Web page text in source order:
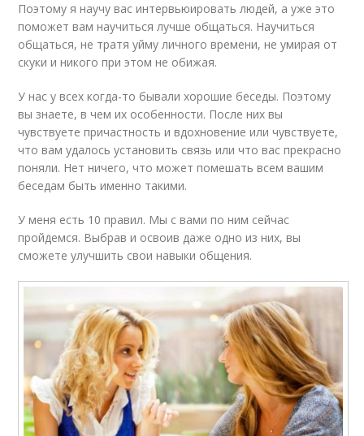
Поэтому я научу вас интервьюировать людей, а уже это
поможет вам научиться лучше общаться. Научиться
общаться, не тратя уйму личного времени, не умирая от
скуки и никого при этом не обижая.
У нас у всех когда-то бывали хорошие беседы. Поэтому
вы знаете, в чем их особенности. После них вы
чувствуете причастность и вдохновение или чувствуете,
что вам удалось установить связь или что вас прекрасно
поняли. Нет ничего, что может помешать всем вашим
беседам быть именно такими.
У меня есть 10 правил. Мы с вами по ним сейчас
пройдемся. Выбрав и освоив даже одно из них, вы
сможете улучшить свои навыки общения.